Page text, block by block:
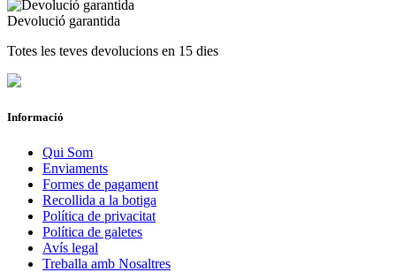
Devolució garantida
Totes les teves devolucions en 15 dies
Informació
Qui Som
Enviaments
Formes de pagament
Recollida a la botiga
Política de privacitat
Política de galetes
Avís legal
Treballa amb Nosaltres